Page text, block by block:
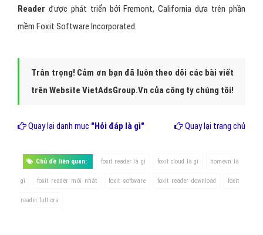
Reader được phát triển bởi Fremont, California dựa trên phần
mềm Foxit Software Incorporated.
Trân trọng! Cảm ơn bạn đã luôn theo dõi các bài viết
trên Website VietAdsGroup.Vn của công ty chúng tôi!
Quay lại danh mục "Hỏi đáp là gì" Quay lại trang chủ
Chủ đề liên quan: foxit reader là gì foxit cloud là gì homevn là
gì foxit reader mới nhất foxit software foxit reader download foxit
reader full cra